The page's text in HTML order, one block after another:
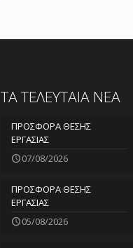
ΤΑ ΤΕΛΕΥΤΑΙΑ ΝΕΑ
ΠΡΟΣΦΟΡΑ ΘΕΣΗΣ
ΕΡΓΑΣΙΑΣ
07/08/2026
ΠΡΟΣΦΟΡΑ ΘΕΣΗΣ
ΕΡΓΑΣΙΑΣ
05/08/2026